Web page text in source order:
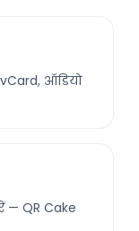
ऑडियो
— QR Cake